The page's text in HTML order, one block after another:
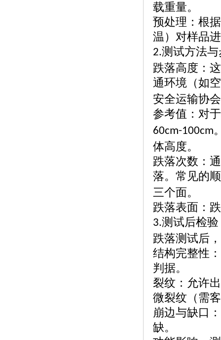
载重量。
预处理：根
温）对样品
2.测试方法
跌落高度：
通环境（如
安全运输协
参考值：对
60cm-100cm
体高度。
跌落次数：
落。常见的
三个面。
跌落表面：
3.测试后检验
跌落测试后
结构完整性
判据。
裂纹：允许
微裂纹（需
崩边与缺口
缺。